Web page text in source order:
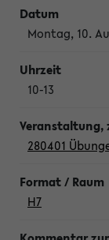
Montag, 10.
10-13
280401
H7